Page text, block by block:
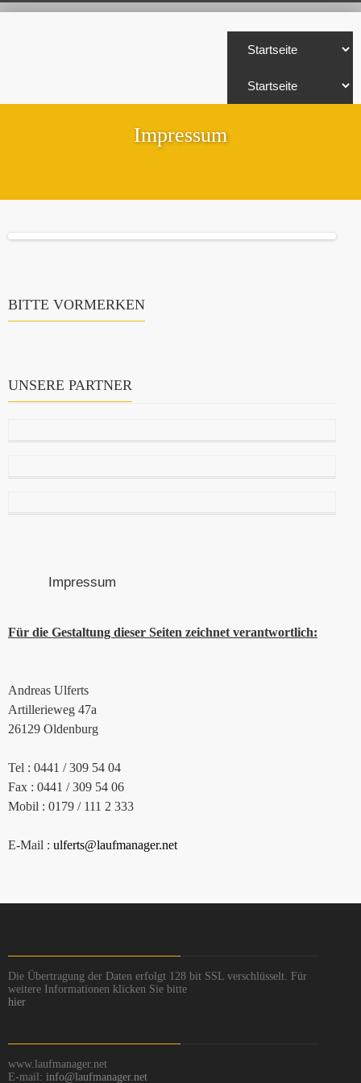
Impressum
BITTE VORMERKEN
UNSERE PARTNER
Impressum
Für die Gestaltung dieser Seiten zeichnet verantwortlich:
Andreas Ulferts
Artillerieweg 47a
26129 Oldenburg
Tel : 0441 / 309 54 04
Fax : 0441 / 309 54 06
Mobil : 0179 / 111 2 333
E-Mail : ulferts@laufmanager.net
Die Übertragung der Daten erfolgt 128 bit SSL verschlüsselt. Für
weitere Informationen klicken Sie bitte
hier
www.laufmanager.net
E-mail: info@laufmanager.net